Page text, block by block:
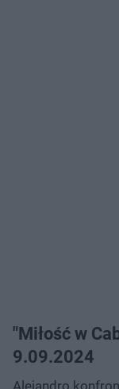
"Miłość w
9.09.2024
Alejandro